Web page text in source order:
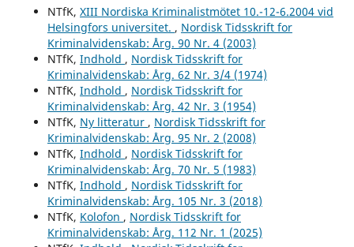
NTfK, XIII Nordiska Kriminalistmötet 10.-12-6.2004 vid
Helsingfors universitet. , Nordisk Tidsskrift for
Kriminalvidenskab: Årg. 90 Nr. 4 (2003)
NTfK, Indhold , Nordisk Tidsskrift for
Kriminalvidenskab: Årg. 62 Nr. 3/4 (1974)
NTfK, Indhold , Nordisk Tidsskrift for
Kriminalvidenskab: Årg. 42 Nr. 3 (1954)
NTfK, Ny litteratur , Nordisk Tidsskrift for
Kriminalvidenskab: Årg. 95 Nr. 2 (2008)
NTfK, Indhold , Nordisk Tidsskrift for
Kriminalvidenskab: Årg. 70 Nr. 5 (1983)
NTfK, Indhold , Nordisk Tidsskrift for
Kriminalvidenskab: Årg. 105 Nr. 3 (2018)
NTfK, Kolofon , Nordisk Tidsskrift for
Kriminalvidenskab: Årg. 112 Nr. 1 (2025)